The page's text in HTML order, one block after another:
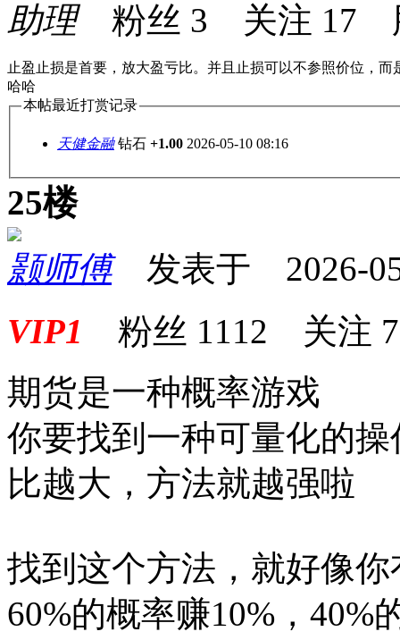
助理粉丝 3 关注 17
止盈止损是首要，放大盈亏比。并且止损可以不参照价位，
哈哈
本帖最近打赏记录
天健金融 钻石 +1.00 2026-05-10 08:16
25楼
颢师傅发表于 2026-
VIP1 粉丝 1112 关注 7
期货是一种概率游戏
你要找到一种可量化的
比越大，方法就越强啦
找到这个方法，就好像
60%的概率赚10%，40%